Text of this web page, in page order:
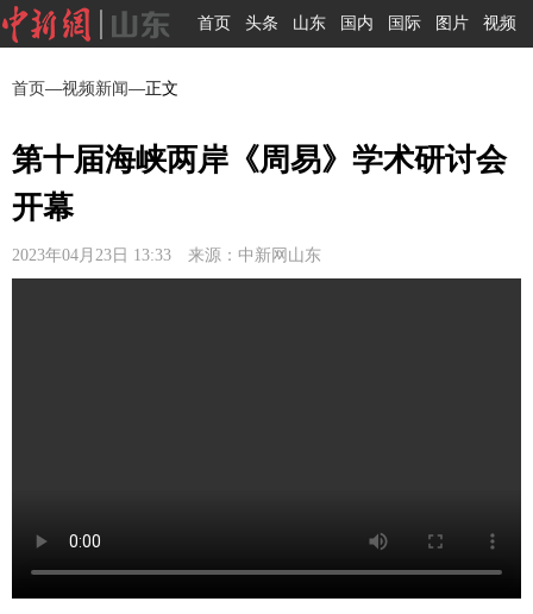
首页 头条 山东 国内 国际 图片 视频
首页—视频新闻—正文
第十届海峡两岸《周易》学术研讨会
开幕
2023年04月23日 13:33 来源：中新网山东